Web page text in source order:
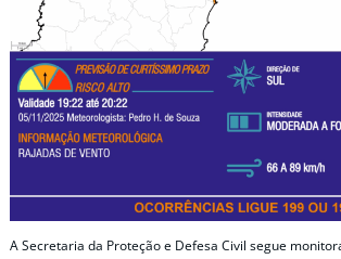
A Secretaria da Proteção e Defesa Civil segue